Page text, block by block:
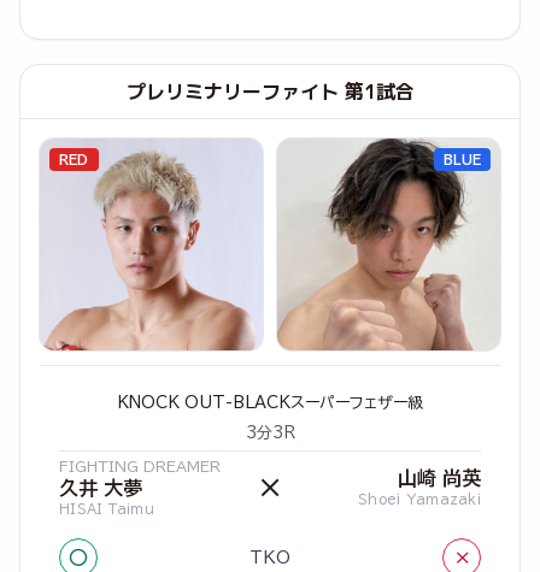
プレリミナリーファイト 第1試合
RED
KNOCK OUT-BLACKスーパーフェザー級
3分3R
FIGHTING DREAMER
久井 大夢
HISAI Taimu
× 山崎 尚英
Shoei Yamazaki
○ TKO ×
BLUE